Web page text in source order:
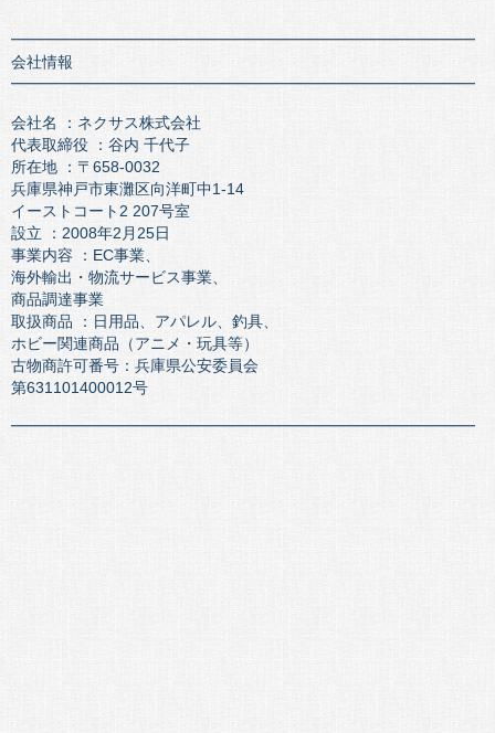
━━━━━━━━━━━━━━━━━━━━━━━━━━━━━━
会社情報
━━━━━━━━━━━━━━━━━━━━━━━━━━━━━━
会社名 ：ネクサス株式会社
代表取締役 ：谷内 千代子
所在地 ：〒658-0032
兵庫県神戸市東灘区向洋町中1-14
イーストコート2 207号室
設立 ：2008年2月25日
事業内容 ：EC事業、
海外輸出・物流サービス事業、
商品調達事業
取扱商品 ：日用品、アパレル、釣具、
ホビー関連商品（アニメ・玩具等）
古物商許可番号：兵庫県公安委員会
第631101400012号
━━━━━━━━━━━━━━━━━━━━━━━━━━━━━━